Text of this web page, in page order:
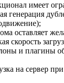
имеет
генерация
оставляет
скорость
и плагины
на сервер